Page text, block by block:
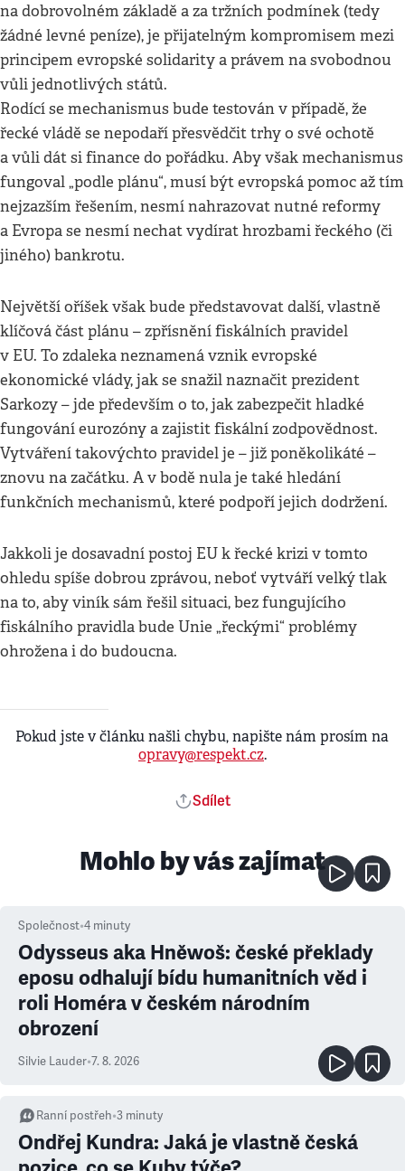
na dobrovolném základě a za tržních podmínek (tedy
žádné levné peníze), je přijatelným kompromisem mezi
principem evropské solidarity a právem na svobodnou
vůli jednotlivých států.
Rodící se mechanismus bude testován v případě, že
řecké vládě se nepodaří přesvědčit trhy o své ochotě
a vůli dát si finance do pořádku. Aby však mechanismus
fungoval „podle plánu“, musí být evropská pomoc až tím
nejzazším řešením, nesmí nahrazovat nutné reformy
a Evropa se nesmí nechat vydírat hrozbami řeckého (či
jiného) bankrotu.
Největší oříšek však bude představovat další, vlastně
klíčová část plánu – zpřísnění fiskálních pravidel
v EU. To zdaleka neznamená vznik evropské
ekonomické vlády, jak se snažil naznačit prezident
Sarkozy – jde především o to, jak zabezpečit hladké
fungování eurozóny a zajistit fiskální zodpovědnost.
Vytváření takovýchto pravidel je – již poněkolikáté –
znovu na začátku. A v bodě nula je také hledání
funkčních mechanismů, které podpoří jejich dodržení.
Jakkoli je dosavadní postoj EU k řecké krizi v tomto
ohledu spíše dobrou zprávou, neboť vytváří velký tlak
na to, aby viník sám řešil situaci, bez fungujícího
fiskálního pravidla bude Unie „řeckými“ problémy
ohrožena i do budoucna.
Pokud jste v článku našli chybu, napište nám prosím na
opravy@respekt.cz.
Sdílet
Mohlo by vás zajímat
Společnost•4 minuty
Odysseus aka Hněwoš: české překlady
eposu odhalují bídu humanitních věd i
roli Homéra v českém národním
obrození
Silvie Lauder•7. 8. 2026
Ranní postřeh•3 minuty
Ondřej Kundra: Jaká je vlastně česká